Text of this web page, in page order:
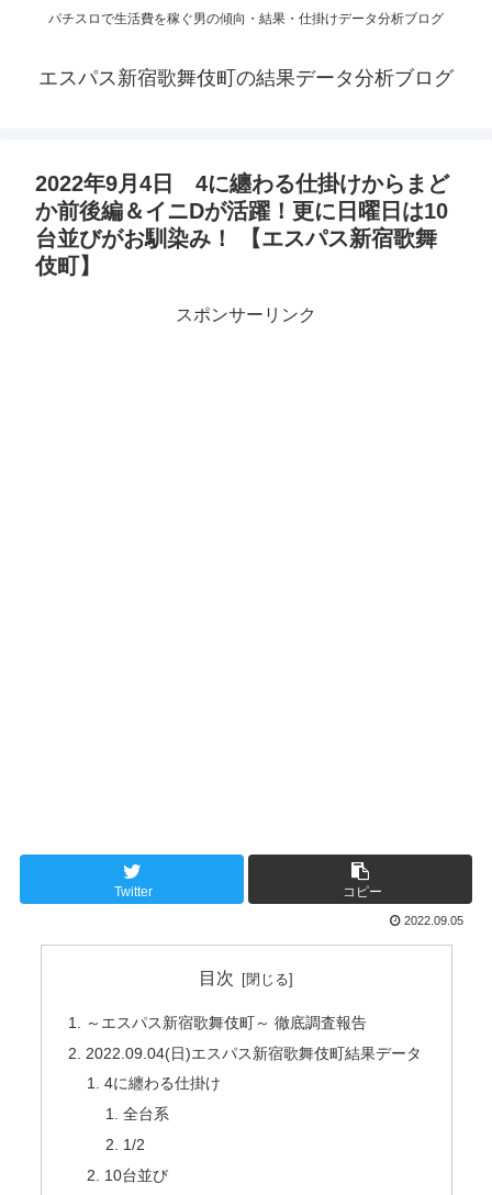
パチスロで生活費を稼ぐ男の傾向・結果・仕掛けデータ分析ブログ
エスパス新宿歌舞伎町の結果データ分析ブログ
2022年9月4日 4に纏わる仕掛けからまど
か前後編＆イニDが活躍！更に日曜日は10
台並びがお馴染み！ 【エスパス新宿歌舞
伎町】
スポンサーリンク
Twitter コピー
2022.09.05
目次
～エスパス新宿歌舞伎町～ 徹底調査報告
2022.09.04(日)エスパス新宿歌舞伎町結果データ
4に纏わる仕掛け
全台系
1/2
10台並び